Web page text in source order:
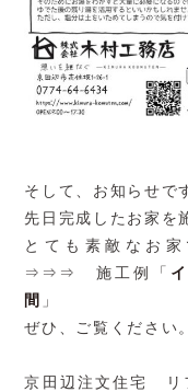
そして、お知らせで
先日完成したお家を
とても素敵なお
⇒⇒⇒ 施工例「
間
」
ぜひ、ご覧ください。
京田辺注文住宅